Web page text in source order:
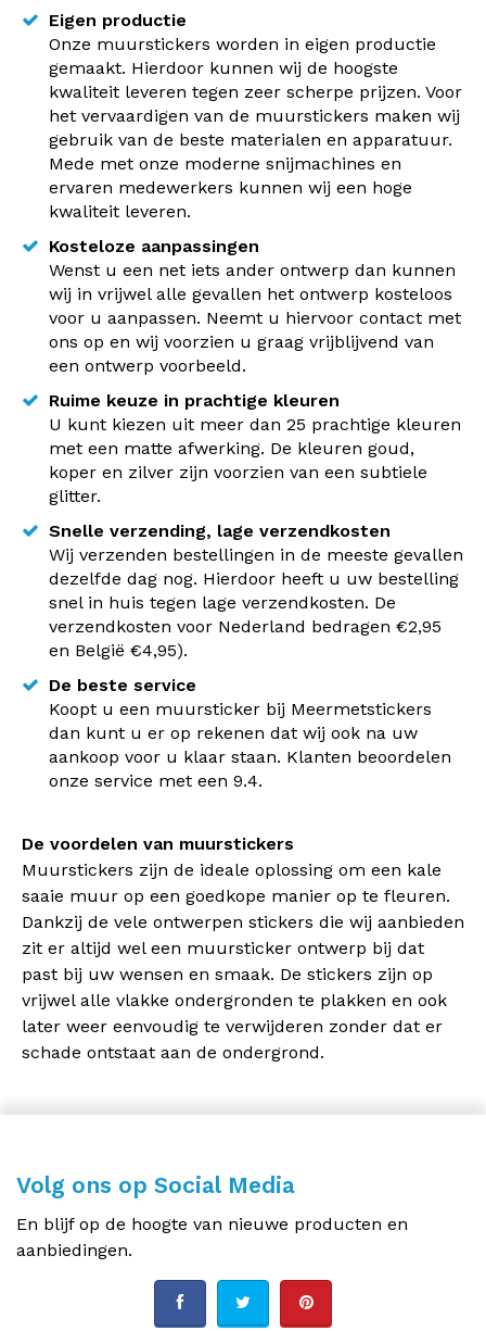
Eigen productie
Onze muurstickers worden in eigen productie
gemaakt. Hierdoor kunnen wij de hoogste
kwaliteit leveren tegen zeer scherpe prijzen. Voor
het vervaardigen van de muurstickers maken wij
gebruik van de beste materialen en apparatuur.
Mede met onze moderne snijmachines en
ervaren medewerkers kunnen wij een hoge
kwaliteit leveren.
Kosteloze aanpassingen
Wenst u een net iets ander ontwerp dan kunnen
wij in vrijwel alle gevallen het ontwerp kosteloos
voor u aanpassen. Neemt u hiervoor contact met
ons op en wij voorzien u graag vrijblijvend van
een ontwerp voorbeeld.
Ruime keuze in prachtige kleuren
U kunt kiezen uit meer dan 25 prachtige kleuren
met een matte afwerking. De kleuren goud,
koper en zilver zijn voorzien van een subtiele
glitter.
Snelle verzending, lage verzendkosten
Wij verzenden bestellingen in de meeste gevallen
dezelfde dag nog. Hierdoor heeft u uw bestelling
snel in huis tegen lage verzendkosten. De
verzendkosten voor Nederland bedragen €2,95
en België €4,95).
De beste service
Koopt u een muursticker bij Meermetstickers
dan kunt u er op rekenen dat wij ook na uw
aankoop voor u klaar staan. Klanten beoordelen
onze service met een 9.4.
De voordelen van muurstickers
Muurstickers zijn de ideale oplossing om een kale
saaie muur op een goedkope manier op te fleuren.
Dankzij de vele ontwerpen stickers die wij aanbieden
zit er altijd wel een muursticker ontwerp bij dat
past bij uw wensen en smaak. De stickers zijn op
vrijwel alle vlakke ondergronden te plakken en ook
later weer eenvoudig te verwijderen zonder dat er
schade ontstaat aan de ondergrond.
Volg ons op Social Media
En blijf op de hoogte van nieuwe producten en
aanbiedingen.